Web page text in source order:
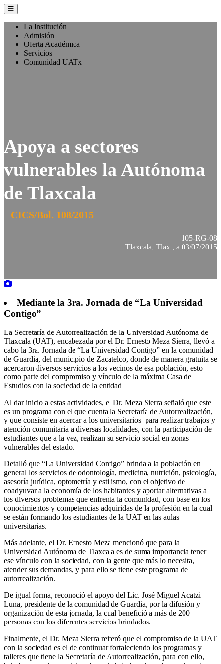
La Institución
Admisión
Oferta Académica
Servicios
Comunidad UATx
Apoya a sectores
vulnerables la Autónoma
de Tlaxcala
CICS/Bol. 108/2015
105-RG-08
Tlaxcala, Tlax., a 03/07/2015
Mediante la 3ra. Jornada de “La Universidad
Contigo”
La Secretaría de Autorrealización de la Universidad Autónoma de
Tlaxcala (UAT), encabezada por el Dr. Ernesto Meza Sierra, llevó a
cabo la 3ra. Jornada de “La Universidad Contigo” en la comunidad
de Guardia, del municipio de Zacatelco, donde de manera gratuita se
acercaron diversos servicios a los vecinos de esa población, esto
como parte del compromiso y vínculo de la máxima Casa de
Estudios con la sociedad de la entidad
Al dar inicio a estas actividades, el Dr. Meza Sierra señaló que este
es un programa con el que cuenta la Secretaría de Autorrealización,
y que consiste en acercar a los universitarios para realizar trabajos y
atención comunitaria a diversas localidades, con la participación de
estudiantes que a la vez, realizan su servicio social en zonas
vulnerables del estado.
Detalló que “La Universidad Contigo” brinda a la población en
general los servicios de odontología, medicina, nutrición, psicología,
asesoría jurídica, optometría y estilismo, con el objetivo de
coadyuvar a la economía de los habitantes y aportar alternativas a
los diversos problemas que enfrenta la comunidad, con base en los
conocimientos y competencias adquiridas de la profesión en la cual
se están formando los estudiantes de la UAT en las aulas
universitarias.
Más adelante, el Dr. Ernesto Meza mencionó que para la
Universidad Autónoma de Tlaxcala es de suma importancia tener
ese vínculo con la sociedad, con la gente que más lo necesita,
atender sus demandas, y para ello se tiene este programa de
autorrealización.
De igual forma, reconoció el apoyo del Lic. José Miguel Acatzi
Luna, presidente de la comunidad de Guardia, por la difusión y
organización de esta jornada, la cual benefició a más de 200
personas con los diferentes servicios brindados.
Finalmente, el Dr. Meza Sierra reiteró que el compromiso de la UAT
con la sociedad es el de continuar fortaleciendo los programas y
talleres que tiene la Secretaría de Autorrealización, para con ello,